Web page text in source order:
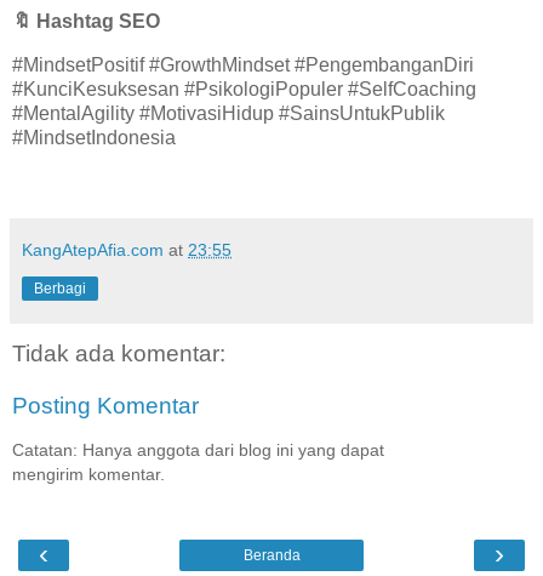
🔖 Hashtag SEO
#MindsetPositif #GrowthMindset #PengembanganDiri
#KunciKesuksesan #PsikologiPopuler #SelfCoaching
#MentalAgility #MotivasiHidup #SainsUntukPublik
#MindsetIndonesia
KangAtepAfia.com at 23:55
Berbagi
Tidak ada komentar:
Posting Komentar
Catatan: Hanya anggota dari blog ini yang dapat
mengirim komentar.
‹ ›
Beranda